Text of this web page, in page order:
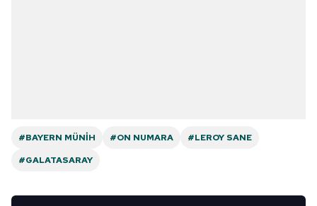
#BAYERN MÜNIH #ON NUMARA
#LEROY SANE
#GALATASARAY